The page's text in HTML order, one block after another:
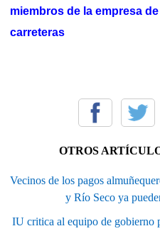
miembros de la empresa
carreteras
OTROS
Vecinos de los pagos
y Río Seco ya
IU critica al equipo de gobierno